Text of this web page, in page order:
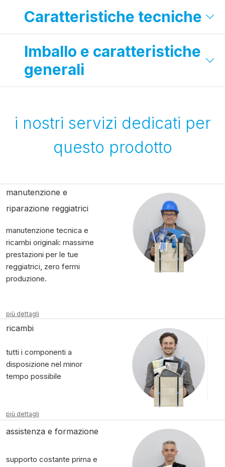
Caratteristiche tecniche
Imballo e caratteristiche
generali
i nostri servizi dedicati per
questo prodotto
manutenzione e
riparazione reggiatrici
manutenzione tecnica e
ricambi originali: massime
prestazioni per le tue
reggiatrici, zero fermi
produzione.
più dettagli
ricambi
tutti i componenti a
disposizione nel minor
tempo possibile
più dettagli
assistenza e formazione
supporto costante prima e